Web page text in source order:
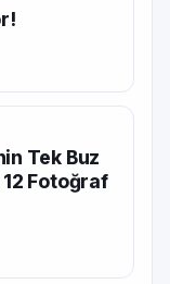
Tek Buz
Fotoğraf